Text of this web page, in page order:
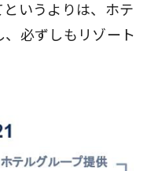
いうよりは、ホテ
必ずしもリゾート